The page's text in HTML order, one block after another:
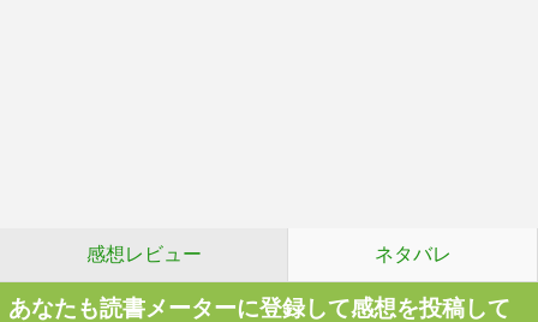
感想レビュー ネタバレ
あなたも読書メーターに登録して感想を投稿して